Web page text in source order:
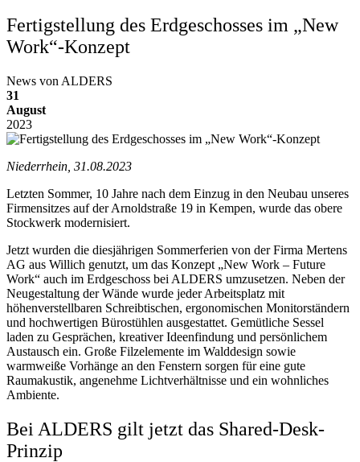
Fertigstellung des Erdgeschosses im „New
Work“-Konzept
News von ALDERS
31
August
2023
Niederrhein, 31.08.2023
Letzten Sommer, 10 Jahre nach dem Einzug in den Neubau unseres
Firmensitzes auf der Arnoldstraße 19 in Kempen, wurde das obere
Stockwerk modernisiert.
Jetzt wurden die diesjährigen Sommerferien von der Firma Mertens
AG aus Willich genutzt, um das Konzept „New Work – Future
Work“ auch im Erdgeschoss bei ALDERS umzusetzen. Neben der
Neugestaltung der Wände wurde jeder Arbeitsplatz mit
höhenverstellbaren Schreibtischen, ergonomischen Monitorständern
und hochwertigen Bürostühlen ausgestattet. Gemütliche Sessel
laden zu Gesprächen, kreativer Ideenfindung und persönlichem
Austausch ein. Große Filzelemente im Walddesign sowie
warmweiße Vorhänge an den Fenstern sorgen für eine gute
Raumakustik, angenehme Lichtverhältnisse und ein wohnliches
Ambiente.
Bei ALDERS gilt jetzt das Shared-Desk-
Prinzip